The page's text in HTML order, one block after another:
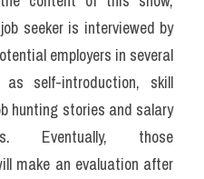
seeker is interviewed by
employers in several
self-introduction, skill
hunting stories and salary
Eventually, those
make an evaluation after